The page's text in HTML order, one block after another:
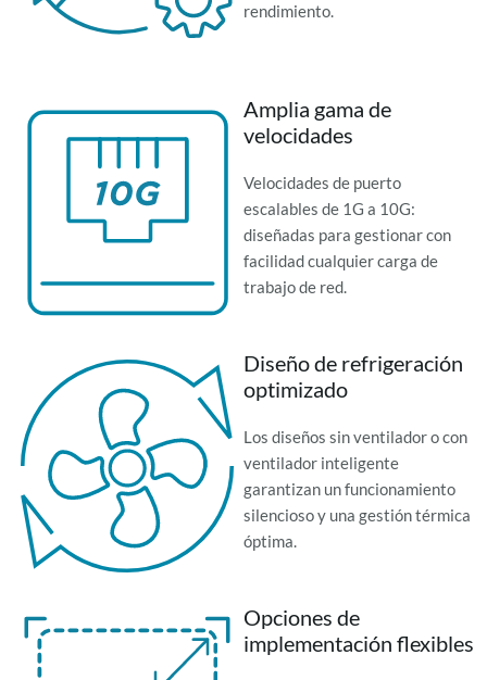
rendimiento.
Amplia gama de
velocidades
Velocidades de puerto
escalables de 1G a 10G:
diseñadas para gestionar con
facilidad cualquier carga de
trabajo de red.
Diseño de refrigeración
optimizado
Los diseños sin ventilador o con
ventilador inteligente
garantizan un funcionamiento
silencioso y una gestión térmica
óptima.
Opciones de
implementación flexibles